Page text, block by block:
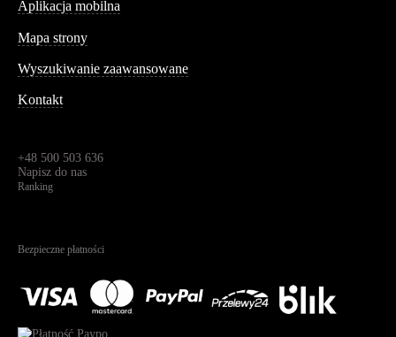
Aplikacja mobilna
Mapa strony
Wyszukiwanie zaawansowane
Kontakt
+48 500 503 636
Napisz do nas
Ranking
Bezpieczne płatności